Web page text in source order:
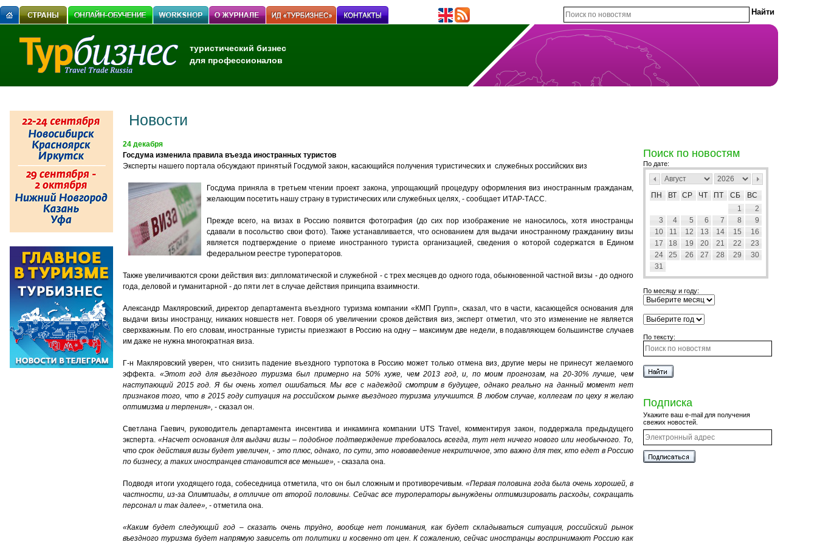
туристический бизнес
для профессионалов
Новости
24 декабря
Госдума изменила правила въезда иностранных туристов
Эксперты нашего портала обсуждают принятый Госдумой закон, касающийся получения туристических и служебных российских виз
Госдума приняла в третьем чтении проект закона, упрощающий процедуру оформления виз иностранным гражданам,
желающим посетить нашу страну в туристических или служебных целях, - сообщает ИТАР-ТАСС.
Прежде всего, на визах в Россию появится фотография (до сих пор изображение не наносилось, хотя иностранцы
сдавали в посольство свои фото). Также устанавливается, что основанием для выдачи иностранному гражданину визы
является подтверждение о приеме иностранного туриста организацией, сведения о которой содержатся в Едином
федеральном реестре туроператоров.
Также увеличиваются сроки действия виз: дипломатической и служебной - с трех месяцев до одного года, обыкновенной частной визы - до одного
года, деловой и гуманитарной - до пяти лет в случае действия принципа взаимности.
Александр Макляровский, директор департамента въездного туризма компании «КМП Групп», сказал, что в части, касающейся основания для
выдачи визы иностранцу, никаких новшеств нет. Говоря об увеличении сроков действия виз, эксперт отметил, что это изменение не является
сверхважным. По его словам, иностранные туристы приезжают в Россию на одну – максимум две недели, в подавляющем большинстве случаев
им даже не нужна многократная виза.
Г-н Макляровский уверен, что снизить падение въездного турпотока в Россию может только отмена виз, другие меры не принесут желаемого
эффекта. «Этот год для въездного туризма был примерно на 50% хуже, чем 2013 год, и, по моим прогнозам, на 20-30% лучше, чем
наступающий 2015 год. Я бы очень хотел ошибаться. Мы все с надеждой смотрим в будущее, однако реально на данный момент нет
признаков того, что в 2015 году ситуация на российском рынке въездного туризма улучшится. В любом случае, коллегам по цеху я желаю
оптимизма и терпения», - сказал он.
Светлана Гаевич, руководитель департамента инсентива и инкаминга компании UTS Travel, комментируя закон, поддержала предыдущего
эксперта. «Насчет основания для выдачи визы – подобное подтверждение требовалось всегда, тут нет ничего нового или необычного. То,
что срок действия визы будет увеличен, - это плюс, однако, по сути, это нововведение некритичное, это важно для тех, кто едет в Россию
по бизнесу, а таких иностранцев становится все меньше», - сказала она.
Подводя итоги уходящего года, собеседница отметила, что он был сложным и противоречивым. «Первая половина года была очень хорошей, в
частности, из-за Олимпиады, в отличие от второй половины. Сейчас все туроператоры вынуждены оптимизировать расходы, сокращать
персонал и так далее», - отметила она.
«Каким будет следующий год – сказать очень трудно, вообще нет понимания, как будет складываться ситуация, российский рынок
въездного туризма будет напрямую зависеть от политики и косвенно от цен. К сожалению, сейчас иностранцы воспринимают Россию как
Поиск по новостям
По дате:
ПН ВТ СР ЧТ ПТ СБ
ВС
1
2
3
4 5 6 7 8
9
10
11 12 13 14 15
16
17
18 19 20 21 22
23
24
25 26 27 28 29
30
31
По месяцу и году:
По тексту:
Подписка
Укажите ваш e-mail для получения
свежих новостей.